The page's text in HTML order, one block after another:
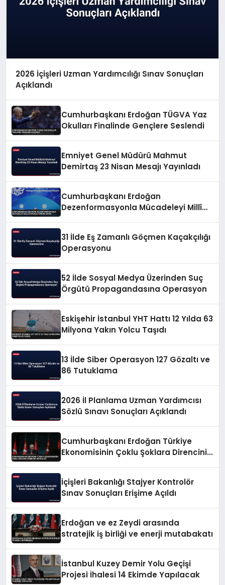
2026 İçişleri Uzman Yardımcılığı Sınav Sonuçları
Açıklandı
Cumhurbaşkanı Erdoğan TÜGVA Yaz
Okulları Finalinde Gençlere Seslendi
Emniyet Genel Müdürü Mahmut
Demirtaş 23 Nisan Mesajı Yayınladı
Cumhurbaşkanı Erdoğan
Dezenformasyonla Mücadeleyi Millî
31 İlde Eş Zamanlı Göçmen Kaçakçılığı
Operasyonu
52 İlde Sosyal Medya Üzerinden Suç
Örgütü Propagandasına Operasyon
Eskişehir İstanbul YHT Hattı 12 Yılda 63
Milyona Yakın Yolcu Taşıdı
13 İlde Siber Operasyon 127 Gözaltı ve
86 Tutuklama
2026 İl Planlama Uzman Yardımcısı
Sözlü Sınavı Sonuçları Açıklandı
Cumhurbaşkanı Erdoğan Türkiye
Ekonomisinin Çoklu Şoklara Direncini
İçişleri Bakanlığı Stajyer Kontrolör
Sınav Sonuçları Erişime Açıldı
Erdoğan ve ez Zeydi arasında
stratejik iş birliği ve enerji mutabakatı
İstanbul Kuzey Demir Yolu Geçişi
Projesi İhalesi 14 Ekimde Yapılacak